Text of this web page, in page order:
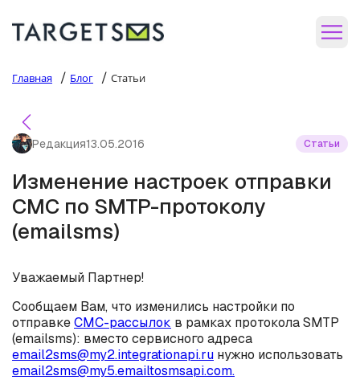
Главная / Блог / Статьи
Редакция13.05.2016 Статьи
Изменение настроек отправки
СМС по SMTP-протоколу
(emailsms)
Уважаемый Партнер!
Сообщаем Вам, что изменились настройки по
отправкеСМС-рассылок в рамках протокола SMTP
(emailsms): вместо сервисного адреса
email2sms@my2.integrationapi.ru нужно использовать
email2sms@my5.emailtosmsapi.com.